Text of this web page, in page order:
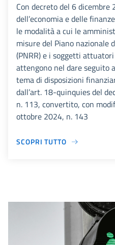
Con decreto del 6
dell’economia e delle
le modalità a cui le
misure del Piano nazionale
(PNRR) e i soggetti
attengono nel dare seguito
tema di disposizioni
dall’art. 18-quinquies del
n. 113, convertito, con
ottobre 2024, n. 143
SCOPRI TUTTO